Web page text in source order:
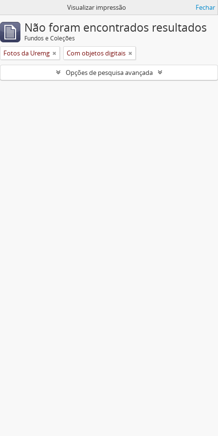
Visualizar impressão Fechar
Não foram encontrados resultados
Fundos e Coleções
Fotos da Uremg Com objetos digitais
Opções de pesquisa avançada